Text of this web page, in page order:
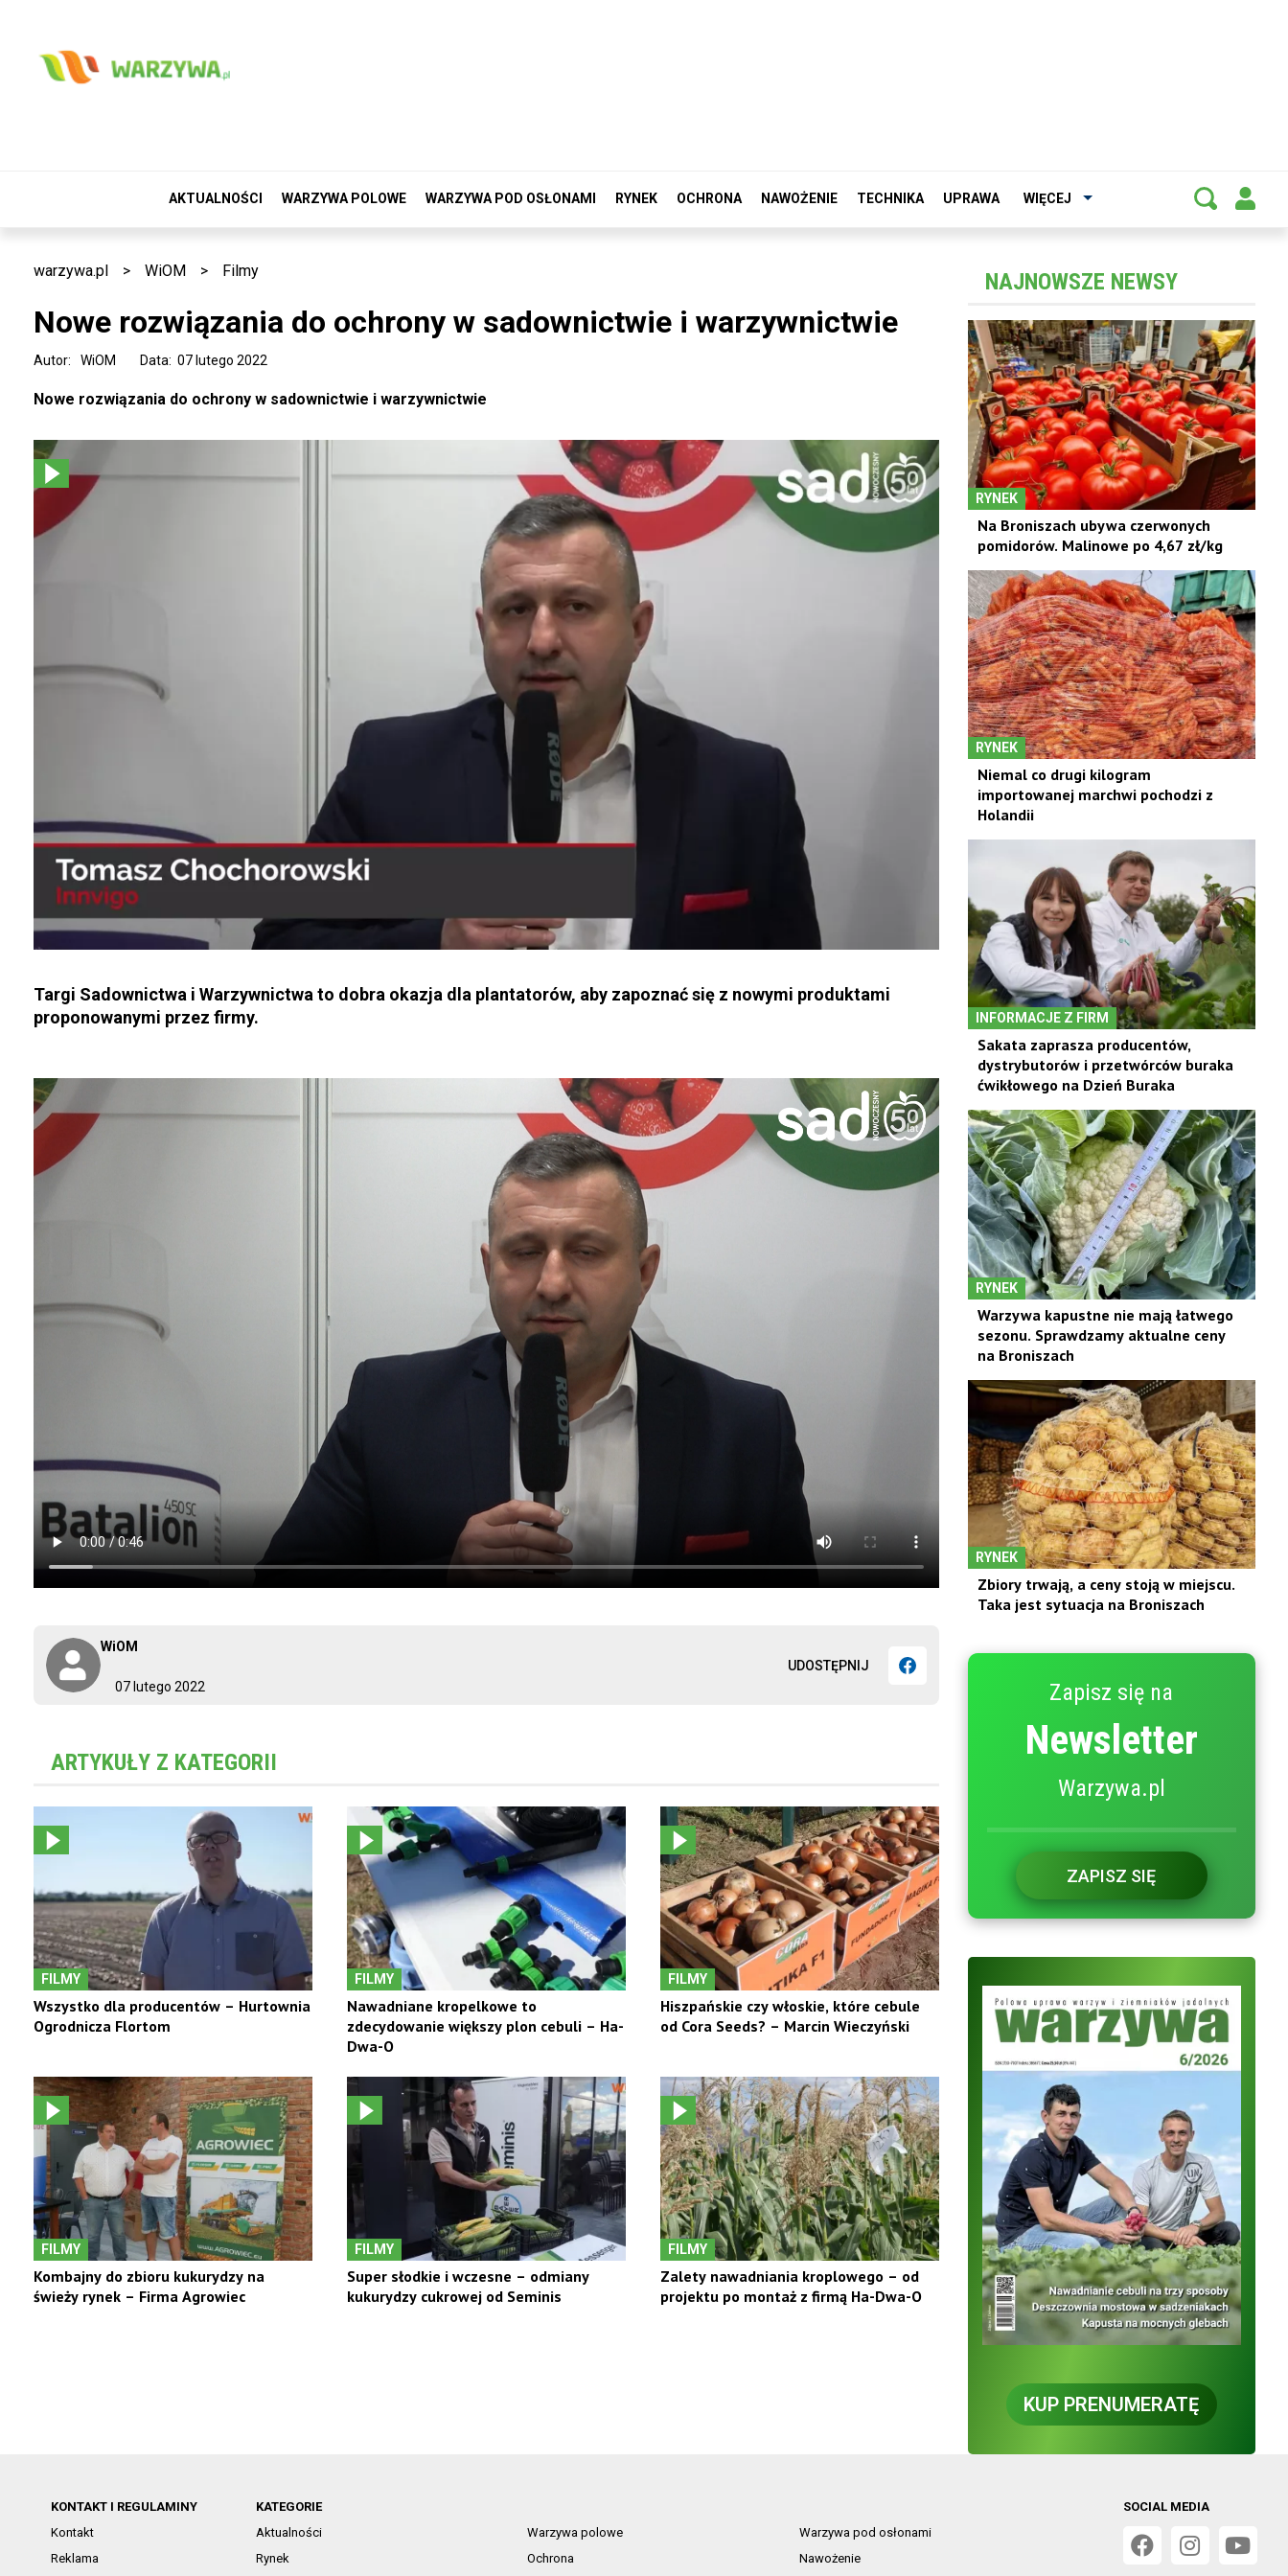
AKTUALNOŚCI WARZYWA POLOWE WARZYWA POD OSŁONAMI RYNEK OCHRONA NAWOŻENIE TECHNIKA UPRAWA WIĘCEJ
warzywa.pl > WiOM > Filmy
Nowe rozwiązania do ochrony w sadownictwie i warzywnictwie
Data: 07 lutego 2022
Autor: WiOM
07 lutego 2022
WiOM
UDOSTĘPNIJ
Nowe rozwiązania do ochrony w sadownictwie i warzywnictwie
Targi Sadownictwa i Warzywnictwa to dobra okazja dla plantatorów, aby zapoznać się z nowymi produktami
proponowanymi przez firmy.
ARTYKUŁY Z KATEGORII
FILMY
Wszystko dla producentów – Hurtownia
Ogrodnicza Flortom
FILMY
Nawadniane kropelkowe to
zdecydowanie większy plon cebuli – Ha-
Dwa-O
FILMY
Hiszpańskie czy włoskie, które cebule
od Cora Seeds? – Marcin Wieczyński
FILMY
Kombajny do zbioru kukurydzy na
świeży rynek – Firma Agrowiec
FILMY
Super słodkie i wczesne – odmiany
kukurydzy cukrowej od Seminis
FILMY
Zalety nawadniania kroplowego – od
projektu po montaż z firmą Ha-Dwa-O
NAJNOWSZE NEWSY
RYNEK
Na Broniszach ubywa czerwonych
pomidorów. Malinowe po 4,67 zł/kg
RYNEK
Niemal co drugi kilogram
importowanej marchwi pochodzi z
Holandii
INFORMACJE Z FIRM
Sakata zaprasza producentów,
dystrybutorów i przetwórców buraka
ćwikłowego na Dzień Buraka
RYNEK
Warzywa kapustne nie mają łatwego
sezonu. Sprawdzamy aktualne ceny
na Broniszach
RYNEK
Zbiory trwają, a ceny stoją w miejscu.
Taka jest sytuacja na Broniszach
Zapisz się na
Newsletter
Warzywa.pl
ZAPISZ SIĘ
KUP PRENUMERATĘ
KONTAKT I REGULAMINY
Kontakt
Reklama
KATEGORIE
Aktualności
Warzywa polowe
Warzywa pod osłonami
Rynek
Ochrona Nawożenie
SOCIAL MEDIA